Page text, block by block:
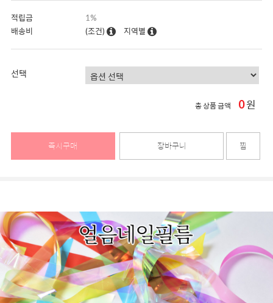
적립금
1%
배송비
(조건) 지역별
선택
총 상품 금액 0원
즉시구매 장바구니 찜